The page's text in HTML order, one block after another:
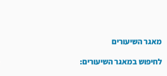
מאגר השיעורים
לחיפוש במאגר השיעורים: